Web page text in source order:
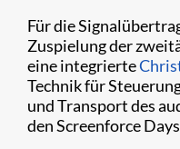
Für die
Zuspielung der
eine integrierte
Technik für
und Transport des
den Screenforce